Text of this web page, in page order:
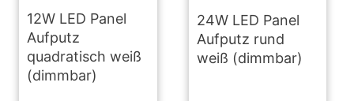
12W LED Panel
Aufputz
quadratisch weiß
(dimmbar)
24W LED Panel
Aufputz rund
weiß (dimmbar)